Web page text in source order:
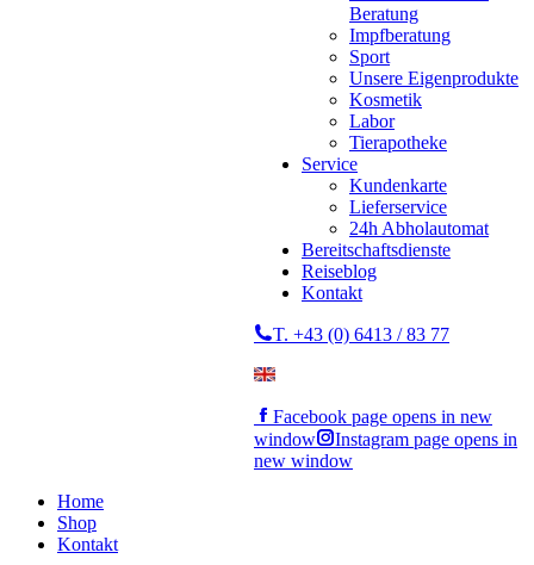
Beratung
Impfberatung
Sport
Unsere Eigenprodukte
Kosmetik
Labor
Tierapotheke
Service
Kundenkarte
Lieferservice
24h Abholautomat
Bereitschaftsdienste
Reiseblog
Kontakt
T. +43 (0) 6413 / 83 77
Facebook page opens in new
window
Instagram page opens in
new window
Home
Shop
Kontakt